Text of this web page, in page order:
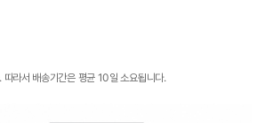
라서 배송기간은 평균 10일 소요됩니다.